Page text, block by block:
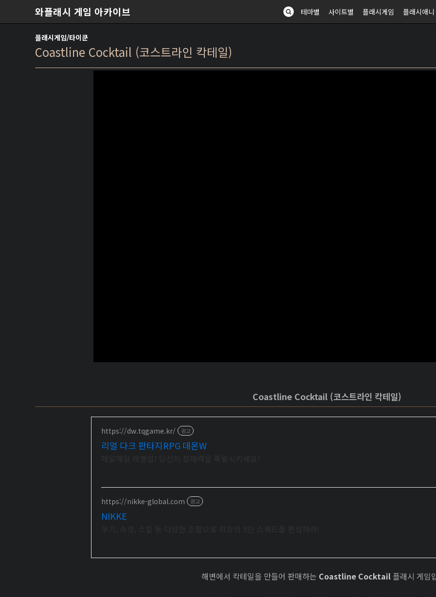
와플래시 게임 아카이브 테마별 사이트별 플래시게임 플래시애니
플래시게임/타이쿤
Coastline Cocktail (코스트라인 칵테일)
Coastline Cocktail (코스트라인 칵테일)
https://dw.tqgame.kr/ 광고
리얼 다크 판타지RPG 데몬W
https://nikke-global.com 광고
NIKKE
해변에서 칵테일을 만들어 판매하는 Coastline Cocktail플래시 게임